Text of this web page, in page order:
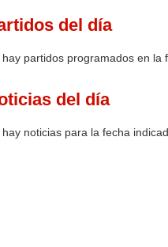
del día
hay partidos programados en la
del día
hay noticias para la fecha